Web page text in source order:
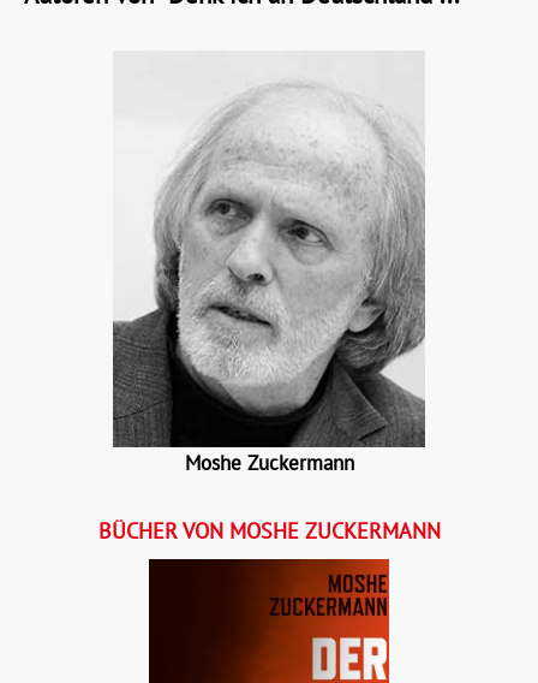
Moshe Zuckermann
BÜCHER VON MOSHE ZUCKERMANN